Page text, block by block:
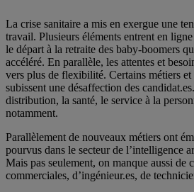
La crise sanitaire a mis en exergue une
travail. Plusieurs éléments entrent en
le départ à la retraite des baby-boomers
accéléré. En parallèle, les attentes et
vers plus de flexibilité. Certains métiers et
subissent une désaffection des
distribution, la santé, le service à la
notamment.
Parallèlement de nouveaux métiers ont
pourvus dans le secteur de l’intelligence
Mais pas seulement, on manque aussi de
commerciales, d’ingénieur.es, de